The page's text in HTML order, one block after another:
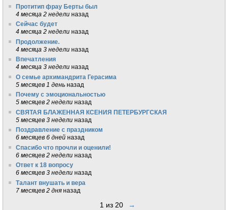
Протитип фрау Берты был
4 месяца 2 недели назад
Сейчас будет
4 месяца 2 недели назад
Продолжение.
4 месяца 3 недели назад
Впечатления
4 месяца 3 недели назад
О семье архимандрита Герасима
5 месяцев 1 день назад
Почему с эмоциональностью
5 месяцев 2 недели назад
СВЯТАЯ БЛАЖЕННАЯ КСЕНИЯ ПЕТЕРБУРГСКАЯ
5 месяцев 3 недели назад
Поздравление с праздником
6 месяцев 6 дней назад
Спасибо что прочли и оценили!
6 месяцев 2 недели назад
Ответ к 18 вопросу
6 месяцев 3 недели назад
Талант внушать и вера
7 месяцев 2 дня назад
1 из 20 →